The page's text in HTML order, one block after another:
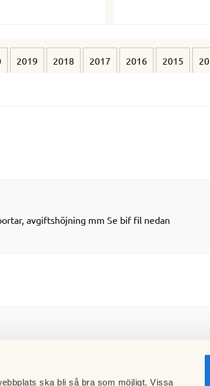
ska bli så bra som möjligt. Vissa
2019 2018 2017 2016 2015
avgiftshöjning mm Se bif fil nedan